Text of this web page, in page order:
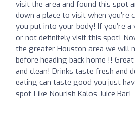
visit the area and found this spot
down a place to visit when you’re
you put into your body! If you’re
or not definitely visit this spot!
the greater Houston area we will
before heading back home !!
and clean! Drinks taste fresh and
eating can taste good you just
spot-Like Nourish Kalos Juice Bar!